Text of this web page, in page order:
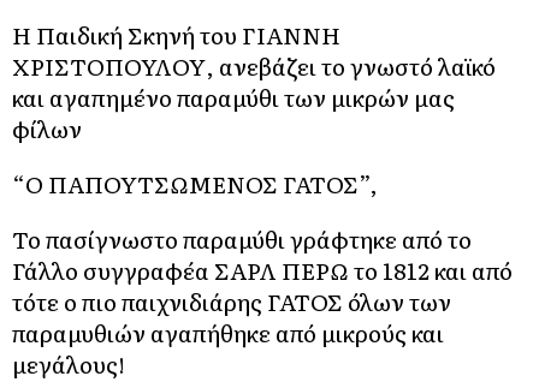
Η Παιδική Σκηνή του ΓΙΑΝΝΗ
ΧΡΙΣΤΟΠΟΥΛΟΥ, ανεβάζει το γνωστό λαϊκό
και αγαπημένο παραμύθι των μικρών μας
φίλων
“Ο ΠΑΠOYΤΣΩΜΕΝΟΣ ΓΑΤΟΣ”,
Το πασίγνωστο παραμύθι γράφτηκε από το
Γάλλο συγγραφέα ΣΑΡΛ ΠΕΡΩ το 1812 και από
τότε ο πιο παιχνιδιάρης ΓΑΤΟΣ όλων των
παραμυθιών αγαπήθηκε από μικρούς και
μεγάλους!